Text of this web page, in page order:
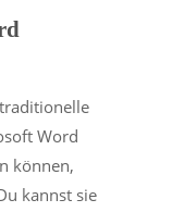
Word
können,
kannst sie